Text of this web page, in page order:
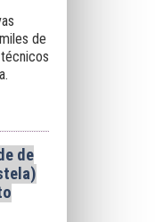
de
de